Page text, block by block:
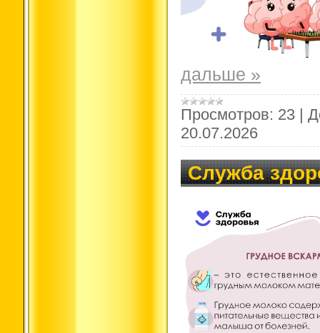
дальше »
Просмотров: 23 |
20.07.2026
Служба